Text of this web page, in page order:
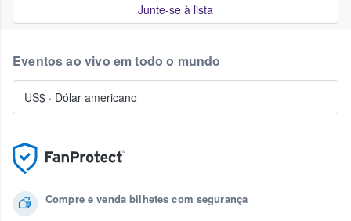
Junte-se à lista
Compre e venda bilhetes com segurança
Eventos ao vivo em todo o mundo
US$ · Dólar americano